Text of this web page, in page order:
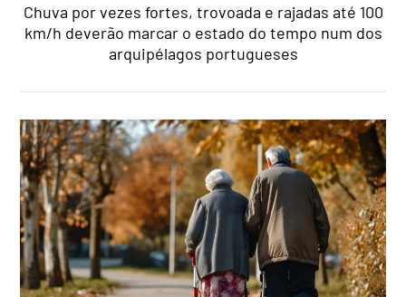
Chuva por vezes fortes, trovoada e rajadas até 100
km/h deverão marcar o estado do tempo num dos
arquipélagos portugueses